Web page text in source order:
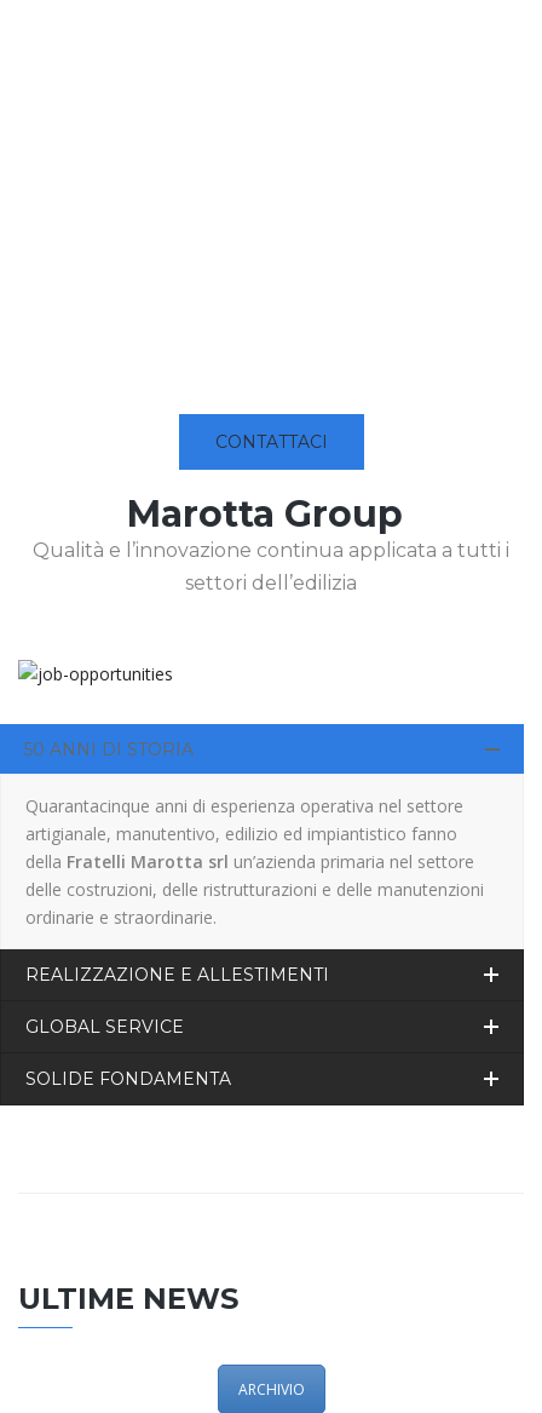
CONTATTACI
Marotta Group
Qualità e l’innovazione continua applicata a tutti i
settori dell’edilizia
50 ANNI DI STORIA
Quarantacinque anni di esperienza operativa nel settore
artigianale, manutentivo, edilizio ed impiantistico fanno
della Fratelli Marotta srl un’azienda primaria nel settore
delle costruzioni, delle ristrutturazioni e delle manutenzioni
ordinarie e straordinarie.
REALIZZAZIONE E ALLESTIMENTI
GLOBAL SERVICE
SOLIDE FONDAMENTA
ULTIME NEWS
ARCHIVIO